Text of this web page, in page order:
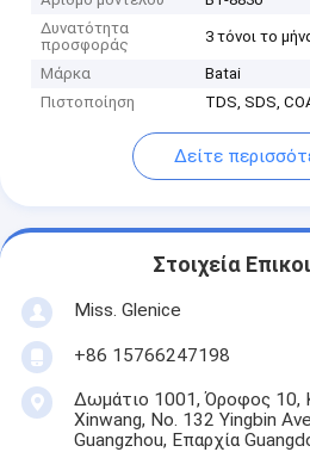
Δυνατότητα
προσφοράς
3 τόνοι το
Μάρκα
Batai
Πιστοποίηση
TDS, SDS,
Δείτε
Στοιχεία
Miss. Glenice
+86 15766247198
Δωμάτιο 1001, Όροφος 10,
Xinwang, No. 132 Yingbin
Guangzhou, Επαρχία